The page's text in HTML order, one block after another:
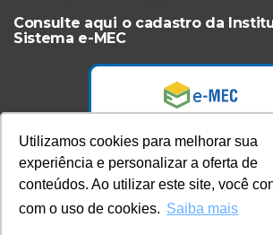
Utilizamos cookies para melhorar sua
experiência e personalizar a oferta de
conteúdos. Ao utilizar este site, você
com o uso de cookies. Saiba mais
Consulte aqui o cadastro da
Sistema e-MEC